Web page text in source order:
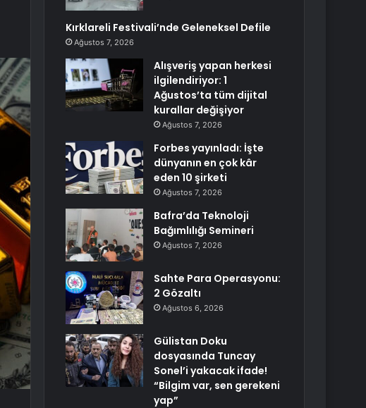
Kırklareli Festivali’nde Geleneksel Defile
Ağustos 7, 2026
Alışveriş yapan herkesi
ilgilendiriyor: 1
Ağustos’ta tüm dijital
kurallar değişiyor
Ağustos 7, 2026
Forbes yayınladı: İşte
dünyanın en çok kâr
eden 10 şirketi
Ağustos 7, 2026
Bafra’da Teknoloji
Bağımlılığı Semineri
Ağustos 7, 2026
Sahte Para Operasyonu:
2 Gözaltı
Ağustos 6, 2026
Gülistan Doku
dosyasında Tuncay
Sonel’i yakacak ifade!
“Bilgim var, sen gerekeni
yap”